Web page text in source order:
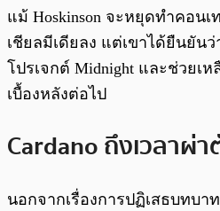
แม้ Hoskinson จะหยุดทำคอน
เชียลมีเดียลง แต่เขาได้ยืนยัน
โปรเจกต์ Midnight และช่วยเห
เบื้องหลังต่อไป
Cardano ถึงเวลาผ่
นอกจากเรื่องการปฏิเสธบทบา